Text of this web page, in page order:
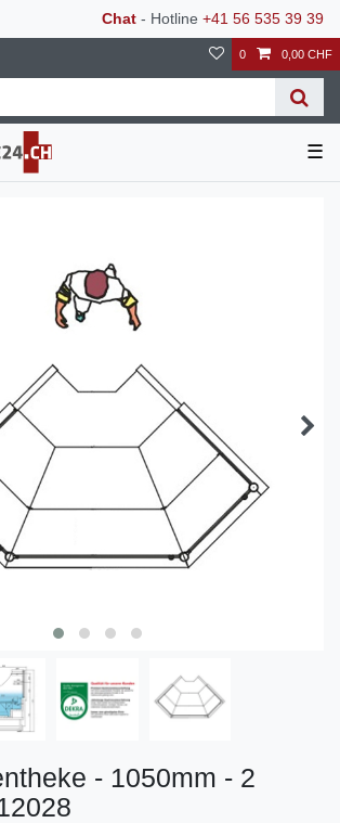
Chat - Hotline +41 56 535 39 39
0 0,00 CHF
☰
- 1050mm - 2